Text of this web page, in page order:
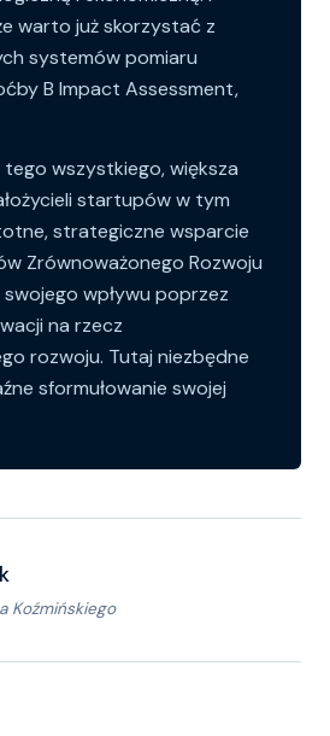
warto już skorzystać z
systemów pomiaru
B Impact Assessment,
tego wszystkiego, większa
startupów w tym
strategiczne wsparcie
Zrównoważonego Rozwoju
swojego wpływu poprzez
na rzecz
rozwoju. Tutaj niezbędne
sformułowanie swojej
Koźmińskiego